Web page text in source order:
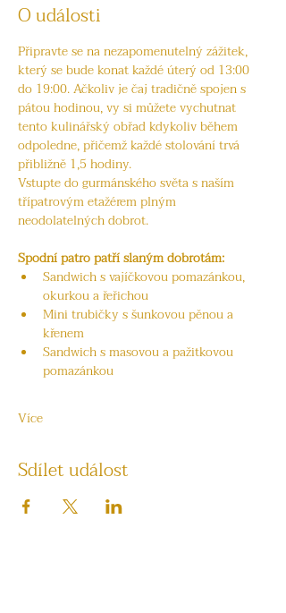
O události
Připravte se na nezapomenutelný zážitek,
který se bude konat každé úterý od 13:00
do 19:00. Ačkoliv je čaj tradičně spojen s
pátou hodinou, vy si můžete vychutnat
tento kulinářský obřad kdykoliv během
odpoledne, přičemž každé stolování trvá
přibližně 1,5 hodiny.
Vstupte do gurmánského světa s naším
třípatrovým etažérem plným
neodolatelných dobrot.
Spodní patro patří slaným dobrotám:
Sandwich s vajíčkovou pomazánkou,
okurkou a řeřichou
Mini trubičky s šunkovou pěnou a
křenem
Sandwich s masovou a pažitkovou
pomazánkou
Více
Sdílet událost